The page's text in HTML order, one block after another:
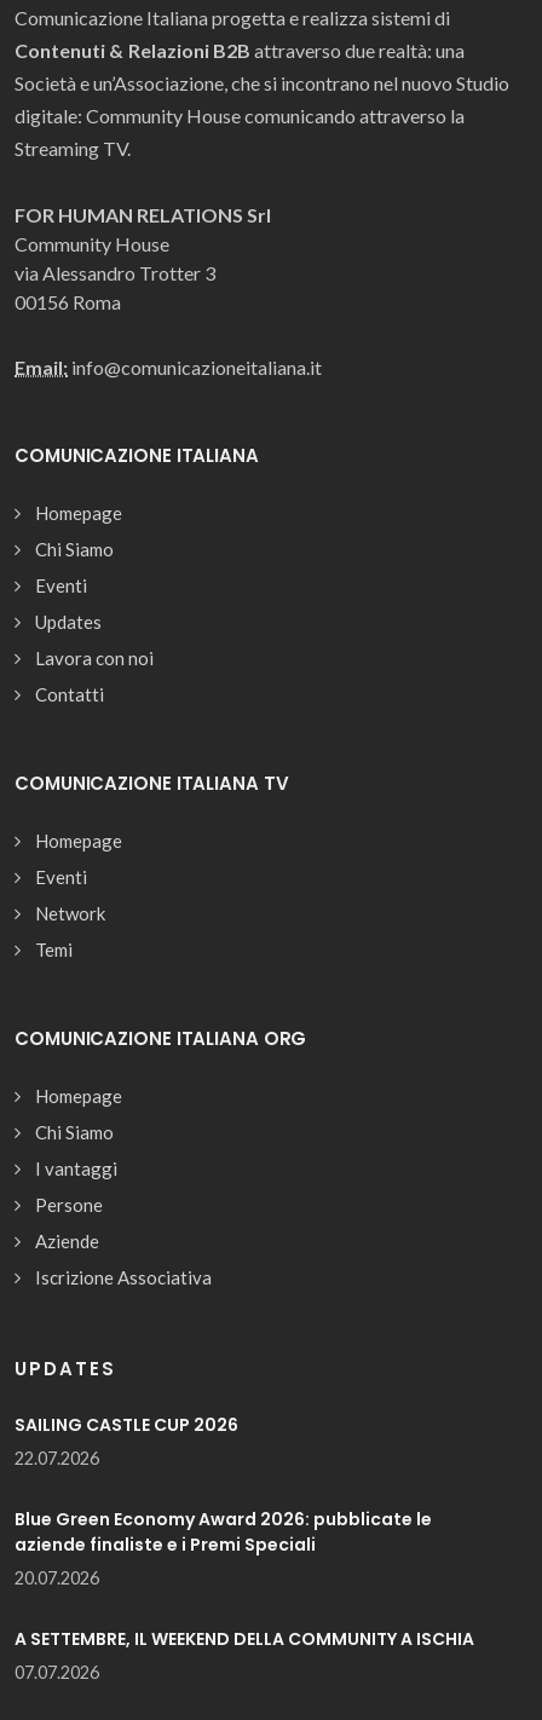
Comunicazione Italiana progetta e realizza sistemi di
Contenuti & Relazioni B2B attraverso due realtà: una
Società e un’Associazione, che si incontrano nel nuovo Studio
digitale: Community House comunicando attraverso la
Streaming TV.
FOR HUMAN RELATIONS Srl
Community House
via Alessandro Trotter 3
00156 Roma
Email: info@comunicazioneitaliana.it
COMUNICAZIONE ITALIANA
Homepage
Chi Siamo
Eventi
Updates
Lavora con noi
Contatti
COMUNICAZIONE ITALIANA TV
Homepage
Eventi
Network
Temi
COMUNICAZIONE ITALIANA ORG
Homepage
Chi Siamo
I vantaggi
Persone
Aziende
Iscrizione Associativa
UPDATES
SAILING CASTLE CUP 2026
22.07.2026
Blue Green Economy Award 2026: pubblicate le
aziende finaliste e i Premi Speciali
20.07.2026
A SETTEMBRE, IL WEEKEND DELLA COMMUNITY A ISCHIA
07.07.2026